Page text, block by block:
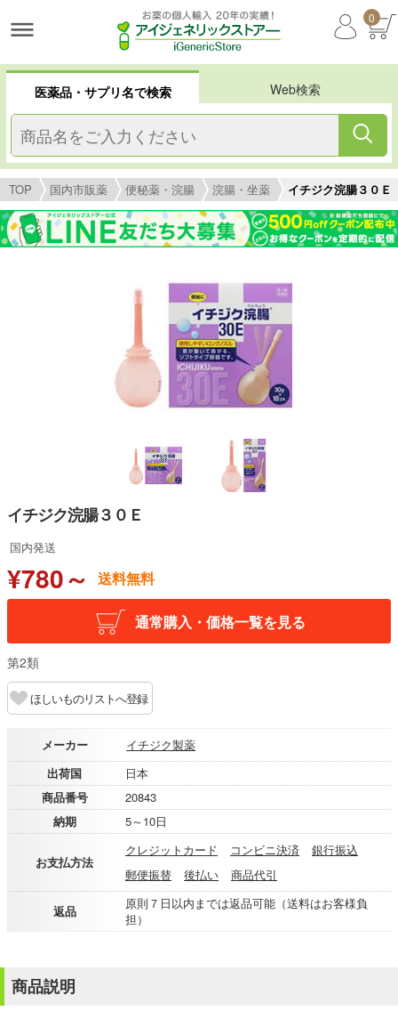
0
医薬品・サプリ名で検索 Web検索
TOP 国内市販薬 便秘薬・浣腸 浣腸・坐薬 イチジク浣腸３０Ｅ
イチジク浣腸３０Ｅ
国内発送
¥780～ 送料無料
通常購入・価格一覧を見る
第2類
ほしいものリストへ登録
メーカー
イチジク製薬
出荷国
日本
商品番号
20843
納期
5～10日
お支払方法
クレジットカード コンビニ決済
銀行振込
郵便振替
後払い 商品代引
返品
原則７日以内までは返品可能（送料はお客様負
担）
商品説明